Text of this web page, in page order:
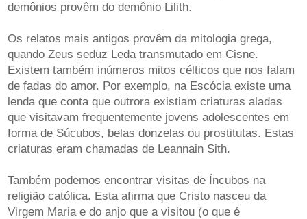
demônios provêm do demônio Lilith.
Os relatos mais antigos provêm da mitologia grega,
quando Zeus seduz Leda transmutado em Cisne.
Existem também inúmeros mitos célticos que nos falam
de fadas do amor. Por exemplo, na Escócia existe uma
lenda que conta que outrora existiam criaturas aladas
que visitavam frequentemente jovens adolescentes em
forma de Súcubos, belas donzelas ou prostitutas. Estas
criaturas eram chamadas de Leannain Sith.
Também podemos encontrar visitas de Íncubos na
religião católica. Esta afirma que Cristo nasceu da
Virgem Maria e do anjo que a visitou (o que é